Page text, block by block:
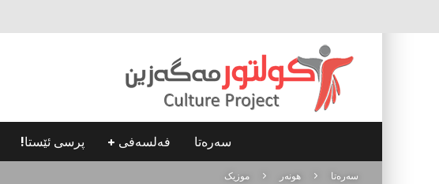
سه‌ره‌تا فه‌لسه‌فی پرسی ئێستا!
سه‌ره‌تا هونه‌ر موزیک